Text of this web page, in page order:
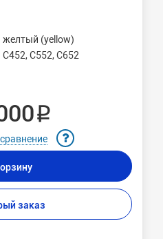
желтый (yellow)
C452, C552, C652
₽
заказ